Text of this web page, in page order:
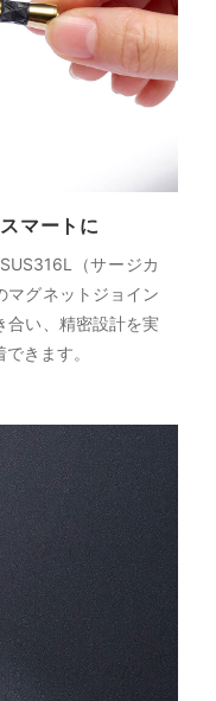
マートに
（サージカ
マグネットジョイン
合い、精密設計を実
きます。